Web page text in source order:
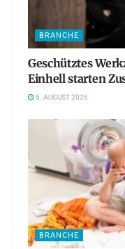
BRANCHE
Geschütztes
Einhell starten
5. AUGUST 2026
BRANCHE